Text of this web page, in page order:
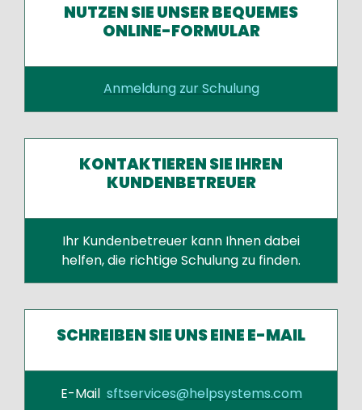
NUTZEN SIE UNSER BEQUEMES
ONLINE-FORMULAR
Anmeldung zur Schulung
KONTAKTIEREN SIE IHREN
KUNDENBETREUER
Ihr Kundenbetreuer kann Ihnen dabei
helfen, die richtige Schulung zu finden.
SCHREIBEN SIE UNS EINE E-MAIL
E-Mail sftservices@helpsystems.com